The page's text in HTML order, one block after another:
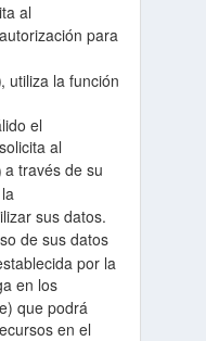
al
autorización para
, utiliza la función
el
solicita al
a través de su
sus datos.
de sus datos
por la
en los
que podrá
en el